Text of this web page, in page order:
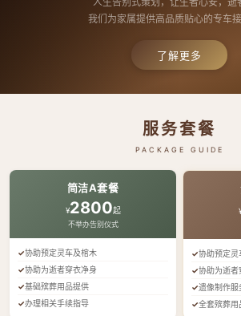
我们为家属提供高品质贴心的专车
了解更多
服务套餐
PACKAGE GUIDE
简洁A套餐
¥2800起
不举办告别仪式
协助预定灵车及棺木
协助为逝者穿衣净身
基础殡葬用品提供
办理相关手续指导
协助预定灵
协助为逝者
遗像制作服
全套殡葬用